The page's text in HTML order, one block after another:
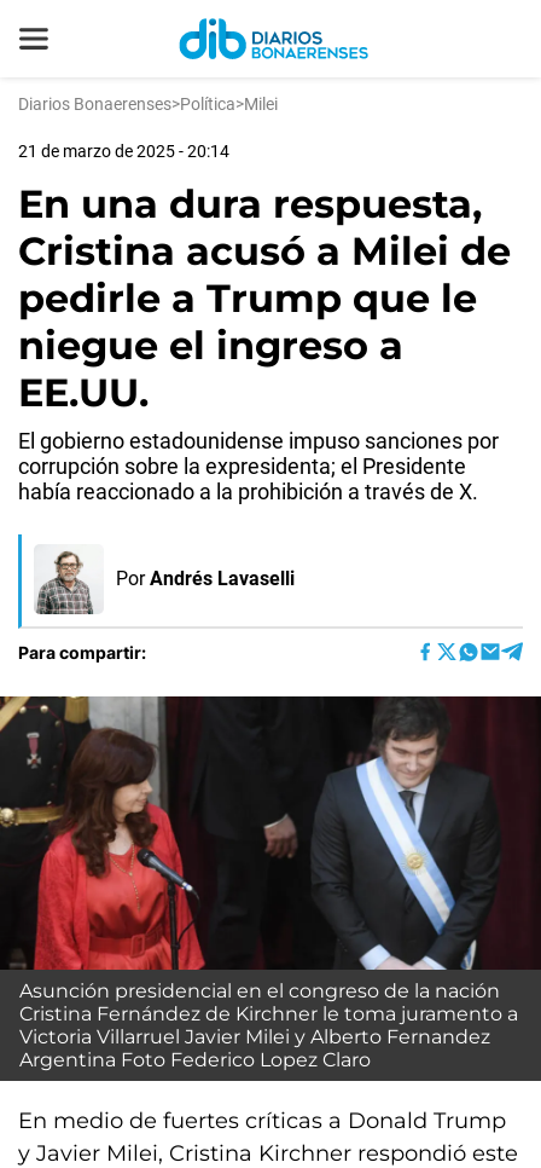
Diarios Bonaerenses>Política>Milei
21 de marzo de 2025 - 20:14
En una dura respuesta,
Cristina acusó a Milei de
pedirle a Trump que le
niegue el ingreso a
EE.UU.
El gobierno estadounidense impuso sanciones por
corrupción sobre la expresidenta; el Presidente
había reaccionado a la prohibición a través de X.
Por Andrés Lavaselli
Para compartir:
Asunción presidencial en el congreso de la nación
Cristina Fernández de Kirchner le toma juramento a
Victoria Villarruel Javier Milei y Alberto Fernandez
Argentina Foto Federico Lopez Claro
En medio de fuertes críticas a Donald Trump
y Javier Milei, Cristina Kirchner respondió este